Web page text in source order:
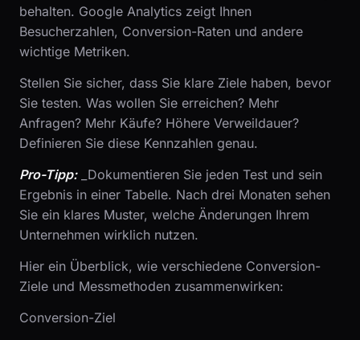
behalten. Google Analytics zeigt Ihnen
Besucherzahlen, Conversion-Raten und andere
wichtige Metriken.
Stellen Sie sicher, dass Sie klare Ziele haben, bevor
Sie testen. Was wollen Sie erreichen? Mehr
Anfragen? Mehr Käufe? Höhere Verweildauer?
Definieren Sie diese Kennzahlen genau.
Pro-Tipp:_Dokumentieren Sie jeden Test und sein
Ergebnis in einer Tabelle. Nach drei Monaten sehen
Sie ein klares Muster, welche Änderungen Ihrem
Unternehmen wirklich nutzen.
Hier ein Überblick, wie verschiedene Conversion-
Ziele und Messmethoden zusammenwirken:
Conversion-Ziel